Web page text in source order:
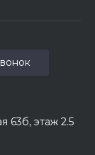
63б, этаж 2.5